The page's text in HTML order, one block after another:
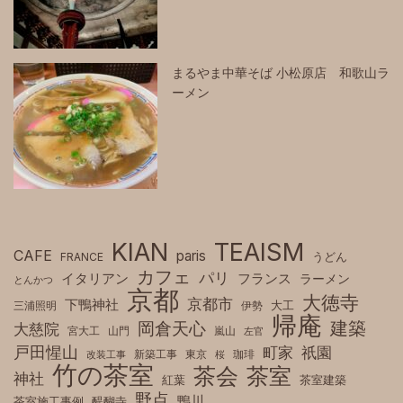
まるやま中華そば 小松原店 和歌山ラ
ーメン
CAFE FRANCE KIAN paris TEAISM うどん
とんかつ イタリアン カフェ パリ フランス ラーメン
三浦照明 下鴨神社 京都 京都市 伊勢 大工 大徳寺
大慈院 宮大工 山門 岡倉天心 嵐山 左官 帰庵 建築
戸田惺山 改装工事 新築工事 東京 桜 珈琲 町家 祇園
神社 竹の茶室 紅葉 茶会 茶室
茶室建築